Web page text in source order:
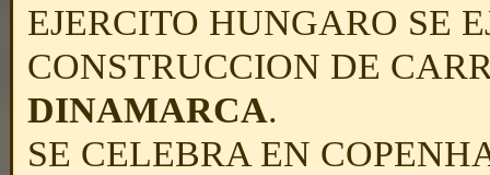
EJERCITO HUNGARO SE
CONSTRUCCION DE
DINAMARCA.
SE CELEBRA EN